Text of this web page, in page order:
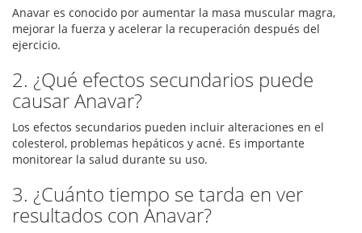
Anavar es conocido por aumentar la masa muscular magra,
mejorar la fuerza y acelerar la recuperación después del
ejercicio.
2. ¿Qué efectos secundarios puede
causar Anavar?
Los efectos secundarios pueden incluir alteraciones en el
colesterol, problemas hepáticos y acné. Es importante
monitorear la salud durante su uso.
3. ¿Cuánto tiempo se tarda en ver
resultados con Anavar?